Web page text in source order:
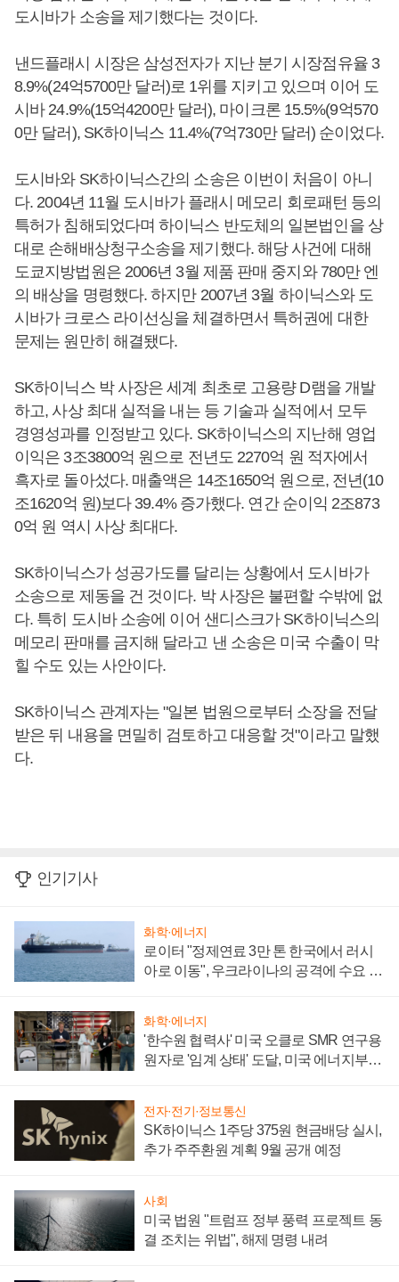
도시바가 소송을 제기했다는 것이다.
낸드플래시 시장은 삼성전자가 지난 분기 시장점유율 3
8.9%(24억5700만 달러)로 1위를 지키고 있으며 이어 도
시바 24.9%(15억4200만 달러), 마이크론 15.5%(9억570
0만 달러), SK하이닉스 11.4%(7억730만 달러) 순이었다.
도시바와 SK하이닉스간의 소송은 이번이 처음이 아니
다. 2004년 11월 도시바가 플래시 메모리 회로패턴 등의
특허가 침해되었다며 하이닉스 반도체의 일본법인을 상
대로 손해배상청구소송을 제기했다. 해당 사건에 대해
도쿄지방법원은 2006년 3월 제품 판매 중지와 780만 엔
의 배상을 명령했다. 하지만 2007년 3월 하이닉스와 도
시바가 크로스 라이선싱을 체결하면서 특허권에 대한
문제는 원만히 해결됐다.
SK하이닉스 박 사장은 세계 최초로 고용량 D램을 개발
하고, 사상 최대 실적을 내는 등 기술과 실적에서 모두
경영성과를 인정받고 있다. SK하이닉스의 지난해 영업
이익은 3조3800억 원으로 전년도 2270억 원 적자에서
흑자로 돌아섰다. 매출액은 14조1650억 원으로, 전년(10
조1620억 원)보다 39.4% 증가했다. 연간 순이익 2조873
0억 원 역시 사상 최대다.
SK하이닉스가 성공가도를 달리는 상황에서 도시바가
소송으로 제동을 건 것이다. 박 사장은 불편할 수밖에 없
다. 특히 도시바 소송에 이어 샌디스크가 SK하이닉스의
메모리 판매를 금지해 달라고 낸 소송은 미국 수출이 막
힐 수도 있는 사안이다.
SK하이닉스 관계자는 "일본 법원으로부터 소장을 전달
받은 뒤 내용을 면밀히 검토하고 대응할 것"이라고 말했
다.
인기기사
화학·에너지
로이터 "정제연료 3만 톤 한국에서 러시
아로 이동", 우크라이나의 공격에 수요 늘
화학·에너지
'한수원 협력사' 미국 오클로 SMR 연구용
원자로 '임계 상태' 도달, 미국 에너지부
전자·전기·정보통신
SK하이닉스 1주당 375원 현금배당 실시,
추가 주주환원 계획 9월 공개 예정
사회
미국 법원 "트럼프 정부 풍력 프로젝트 동
결 조치는 위법", 해제 명령 내려